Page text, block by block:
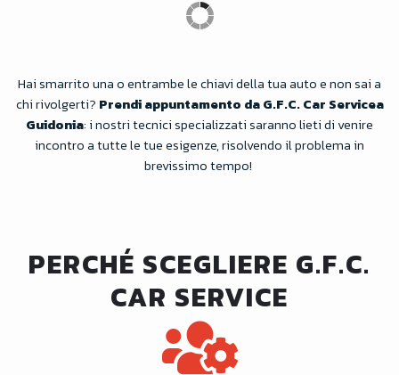
Hai smarrito una o entrambe le chiavi della tua auto e non sai a
chi rivolgerti? Prendi appuntamento da G.F.C. Car Servicea
Guidonia: i nostri tecnici specializzati saranno lieti di venire
incontro a tutte le tue esigenze, risolvendo il problema in
brevissimo tempo!
PERCHÉ SCEGLIERE G.F.C.
CAR SERVICE